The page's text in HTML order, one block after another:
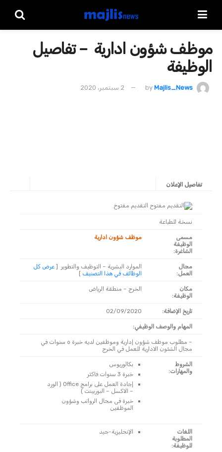
موظف شؤون ادارية – تفاصيل
الوظيفة
by Majlis_News 2 سبتمبر، 2020
تفاصيل الإعلان
التقديم مفتوح
نسخة للطباعة
مسمى
الوظيفة
الشاغرة:
موظف شؤون ادارية
مجال
العمل:
الموارد البشرية – التوظيف والتطوير [ عرض كل
الوظائف في هذا التصنيف ]
مكان
الوظيفة:
الخرج – منطقة الرياض
تاريخ الإضافة: 02/09/2020
المهام والوصف الوظيفي:
– مطلوب موظف شؤون إدارية وموظفين لديه خبرة ٥ سنوات في
مجال الشئون الادارية للعمل في الخرج
الشروط
والمهارات:
بكالوريوس
خبرة 3 سنوات فاكثر
إجادة العمل على برامج Office ( الورد
– الاكسل – البوربينت )
خبرة فى مجال الرواتب وشؤون
الموظفين
اللغات
المطلوبة
للوظيفة:
الإنجليزية-جيد